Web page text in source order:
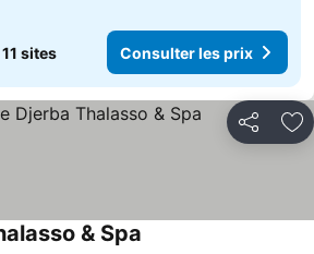
11 sites Consulter les prix
Partager
& Spa